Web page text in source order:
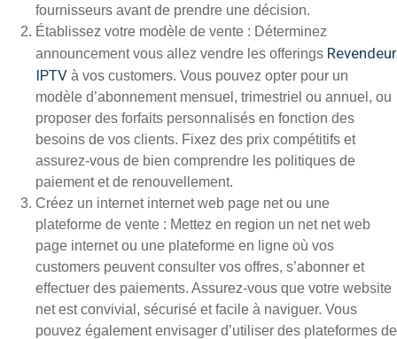
fournisseurs avant de prendre une décision.
Établissez votre modèle de vente : Déterminez
announcement vous allez vendre les offerings Revendeur
IPTV à vos customers. Vous pouvez opter pour un
modèle d’abonnement mensuel, trimestriel ou annuel, ou
proposer des forfaits personnalisés en fonction des
besoins de vos clients. Fixez des prix compétitifs et
assurez-vous de bien comprendre les politiques de
paiement et de renouvellement.
Créez un internet internet web page net ou une
plateforme de vente : Mettez en region un net net web
page internet ou une plateforme en ligne où vos
customers peuvent consulter vos offres, s’abonner et
effectuer des paiements. Assurez-vous que votre website
net est convivial, sécurisé et facile à naviguer. Vous
pouvez également envisager d’utiliser des plateformes de